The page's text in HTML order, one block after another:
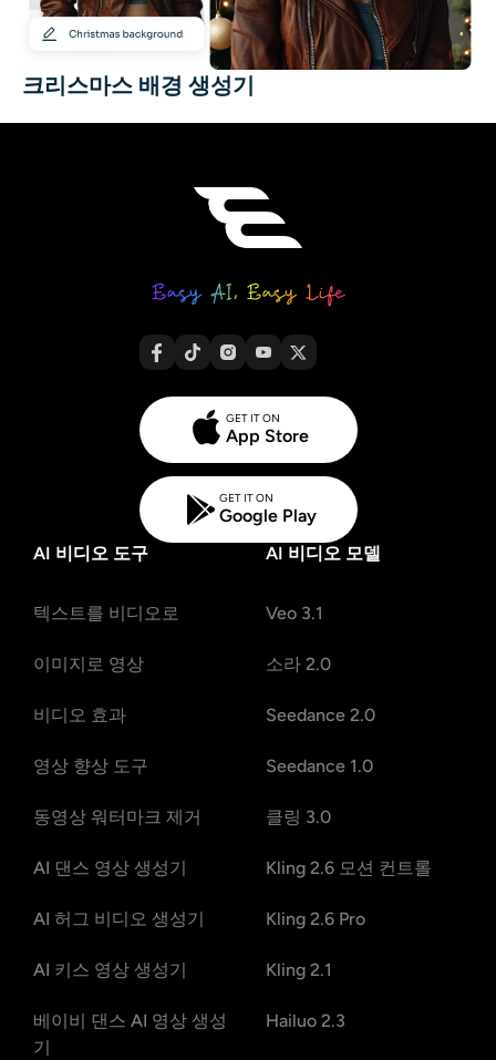
크리스마스 배경 생성기
GET IT ON
App Store
GET IT ON
Google Play
AI 비디오 도구
텍스트를 비디오로
이미지로 영상
비디오 효과
영상 향상 도구
동영상 워터마크 제거
AI 댄스 영상 생성기
AI 허그 비디오 생성기
AI 키스 영상 생성기
베이비 댄스 AI 영상 생성
기
AI 비디오 모델
Veo 3.1
소라 2.0
Seedance 2.0
Seedance 1.0
클링 3.0
Kling 2.6 모션 컨트롤
Kling 2.6 Pro
Kling 2.1
Hailuo 2.3